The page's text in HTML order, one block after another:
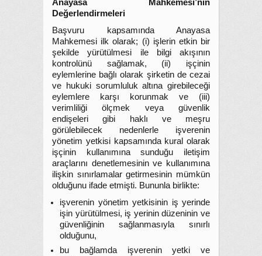
Anayasa Mahkemesi’nin
Değerlendirmeleri
Başvuru kapsamında Anayasa
Mahkemesi ilk olarak; (i) işlerin etkin bir
şekilde yürütülmesi ile bilgi akışının
kontrolünü sağlamak, (ii) işçinin
eylemlerine bağlı olarak şirketin de cezai
ve hukuki sorumluluk altına girebileceği
eylemlere karşı korunmak ve (iii)
verimliliği ölçmek veya güvenlik
endişeleri gibi haklı ve meşru
görülebilecek nedenlerle işverenin
yönetim yetkisi kapsamında kural olarak
işçinin kullanımına sunduğu iletişim
araçlarını denetlemesinin ve kullanımına
ilişkin sınırlamalar getirmesinin mümkün
olduğunu ifade etmişti. Bununla birlikte:
işverenin yönetim yetkisinin iş yerinde
işin yürütülmesi, iş yerinin düzeninin ve
güvenliğinin sağlanmasıyla sınırlı
olduğunu,
bu bağlamda işverenin yetki ve